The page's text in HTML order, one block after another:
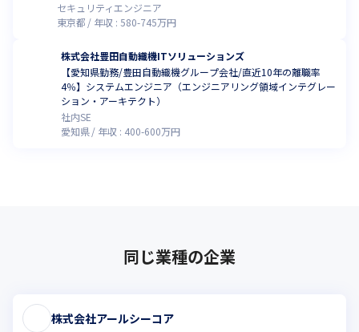
セキュリティエンジニア
東京都
年収 : 580-745万円
株式会社豊田自動織機ITソリューションズ
【愛知県勤務/豊田自動織機グループ会社/直近10年の離職率
4％】システムエンジニア（エンジニアリング領域インテグレー
ション・アーキテクト）
社内SE
愛知県
年収 : 400-600万円
同じ業種の企業
株式会社アールシーコア